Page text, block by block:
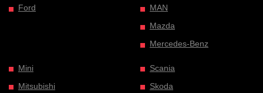
Ford
MAN
Mazda
Mercedes-Benz
Mini
Mitsubishi
Scania
Skoda